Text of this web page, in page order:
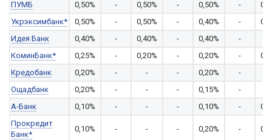
ПУМБ 0,50% - 0,50% - 0,50% -
Укрэксимбанк*
0,50% - 0,50% - 0,40% -
Идея Банк
0,40% - 0,40% - 0,40% -
КоминБанк*
0,25% - 0,20% - 0,20% -
Кредобанк
0,20% - - - 0,20% -
Ощадбанк
0,20% - - - 0,15% -
А-Банк
0,10% - - - 0,10% -
Прокредит
Банк*
0,10% - - - 0,20% -